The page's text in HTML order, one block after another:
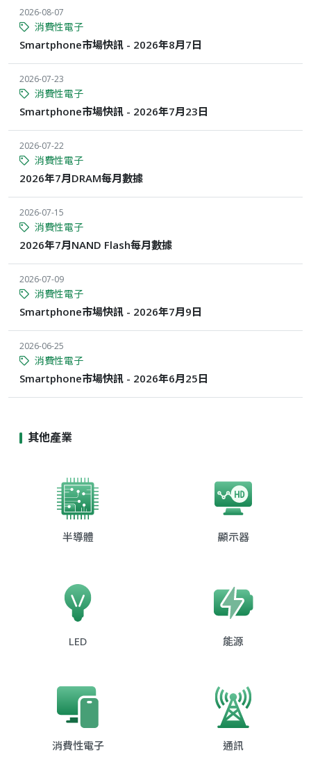
2026-08-07
消費性電子
Smartphone市場快訊 - 2026年8月7日
2026-07-23
消費性電子
Smartphone市場快訊 - 2026年7月23日
2026-07-22
消費性電子
2026年7月DRAM每月數據
2026-07-15
消費性電子
2026年7月NAND Flash每月數據
2026-07-09
消費性電子
Smartphone市場快訊 - 2026年7月9日
2026-06-25
消費性電子
Smartphone市場快訊 - 2026年6月25日
其他產業
半導體 顯示器
LED 能源
消費性電子 通訊